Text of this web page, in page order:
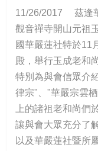
11/26/2017 茲逢
觀音禪寺開山元祖
國華嚴蓮社特於11
殿，舉行玉成老和
特別為與會信眾介
律宗"、"華嚴宗雲
上的諸祖老和尚們
讓與會大眾充分了
以及華嚴蓮社暨所